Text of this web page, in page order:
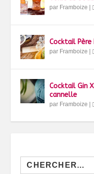
par Framboize |
Cocktail
par Framboize |
Cocktail Gin
cannelle
par Framboize |
Search
for: